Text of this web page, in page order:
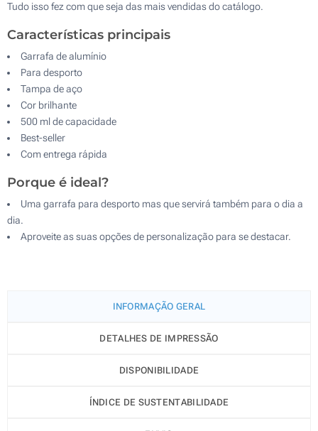
Tudo isso fez com que seja das mais vendidas do catálogo.
Características principais
Garrafa de alumínio
Para desporto
Tampa de aço
Cor brilhante
500 ml de capacidade
Best-seller
Com entrega rápida
Porque é ideal?
Uma garrafa para desporto mas que servirá também para o dia a
dia.
Aproveite as suas opções de personalização para se destacar.
INFORMAÇÃO GERAL
DETALHES DE IMPRESSÃO
DISPONIBILIDADE
ÍNDICE DE SUSTENTABILIDADE